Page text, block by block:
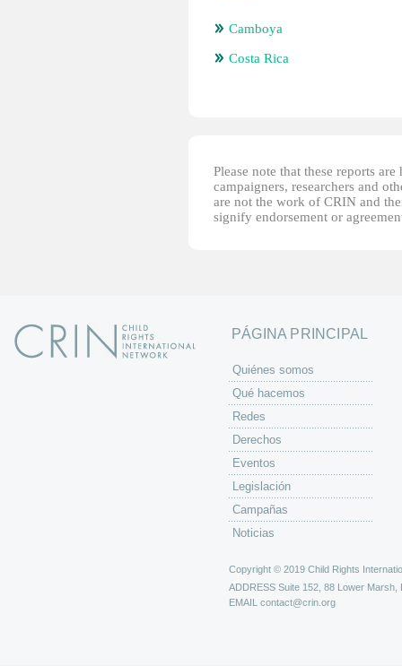
Camboya
Costa Rica
Please note that these reports
campaigners, researchers and
are not the work of CRIN and
signify endorsement or
PÁGINA PRINCIPAL
Quiénes somos
Qué hacemos
Redes
Derechos
Eventos
Legislación
Campañas
Noticias
Copyright © 2019 Child Rights
ADDRESS Suite 152, 88 Lower Marsh,
EMAIL contact@crin.org